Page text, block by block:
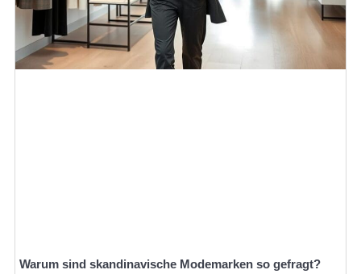
Warum sind skandinavische Modemarken so gefragt?